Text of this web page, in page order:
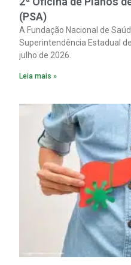
(PSA)
A Fundação Nacional de
Superintendência Estadual
julho de 2026.
Leia mais »